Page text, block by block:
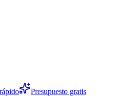
Presupuesto gratis